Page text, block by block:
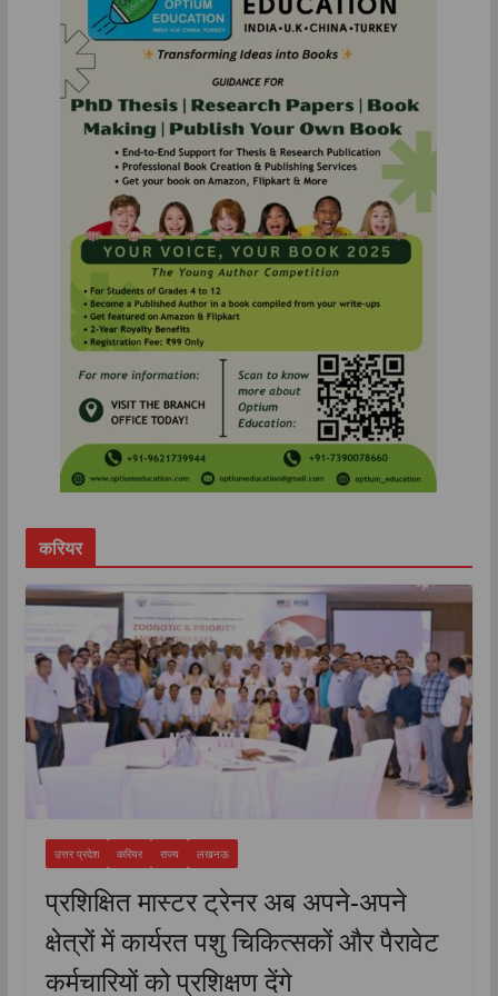
करियर
उत्तर प्रदेश करियर राज्य लखनऊ
प्रशिक्षित मास्टर ट्रेनर अब अपने-अपने
क्षेत्रों में कार्यरत पशु चिकित्सकों और पैरावेट
कर्मचारियों को प्रशिक्षण देंगे